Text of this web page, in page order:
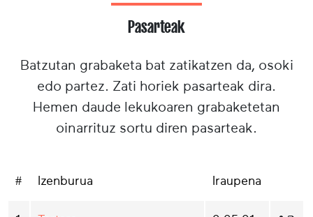
Pasarteak
Batzutan grabaketa bat zatikatzen da, osoki
edo partez. Zati horiek pasarteak dira.
Hemen daude lekukoaren grabaketetan
oinarrituz sortu diren pasarteak.
# Izenburua Iraupena